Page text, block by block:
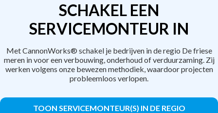
SCHAKEL EEN
SERVICEMONTEUR IN
Met CannonWorks® schakel je bedrijven in de regio De friese
meren in voor een verbouwing, onderhoud of verduurzaming. Zij
werken volgens onze bewezen methodiek, waardoor projecten
probleemloos verlopen.
TOON SERVICEMONTEUR(S) IN DE REGIO